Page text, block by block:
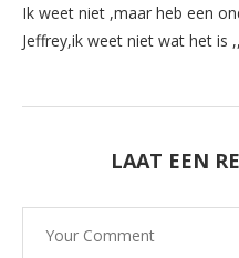
Ik weet niet ,maar heb een
Jeffrey,ik weet niet wat het is
LAAT EEN